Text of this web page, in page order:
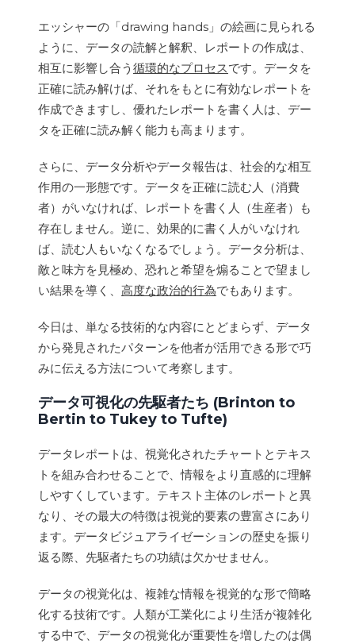
エッシャーの「drawing hands」の絵画に見られる
ように、データの読解と解釈、レポートの作成は、
相互に影響し合う 循環的なプロセスです。データを
正確に読み解けば、それをもとに有効なレポートを
作成できますし、優れたレポートを書く人は、デー
タを正確に読み解く能力も高まります。
さらに、データ分析やデータ報告は、社会的な相互
作用の一形態です。データを正確に読む人（消費
者）がいなければ、レポートを書く人（生産者）も
存在しません。逆に、効果的に書く人がいなけれ
ば、読む人もいなくなるでしょう。データ分析は、
敵と味方を見極め、恐れと希望を煽ることで望まし
い結果を導く、 高度な政治的行為でもあります。
今日は、単なる技術的な内容にとどまらず、データ
から発見されたパターンを他者が活用できる形で巧
みに伝える方法について考察します。
データ可視化の先駆者たち (Brinton to
Bertin to Tukey to Tufte)
データレポートは、視覚化されたチャートとテキス
トを組み合わせることで、情報をより直感的に理解
しやすくしています。テキスト主体のレポートと異
なり、その最大の特徴は視覚的要素の豊富さにあり
ます。データビジュアライゼーションの歴史を振り
返る際、先駆者たちの功績は欠かせません。
データの視覚化は、複雑な情報を視覚的な形で簡略
化する技術です。人類が工業化により生活が複雑化
する中で、データの視覚化が重要性を増したのは偶